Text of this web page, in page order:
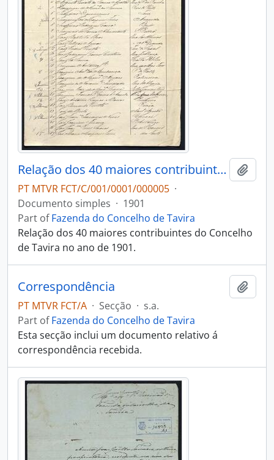
Relação dos 40 maiores contribuintes
PT MTVR FCT/C/001/0001/000005 ·
Documento simples · 1901
Part ofFazenda do Concelho de Tavira
Relação dos 40 maiores contribuintes do Concelho
de Tavira no ano de 1901.
Correspondência
PT MTVR FCT/A · Secção · s.a.
Part ofFazenda do Concelho de Tavira
Esta secção inclui um documento relativo á
correspondência recebida.